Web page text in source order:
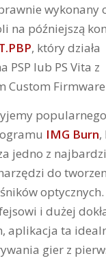
wykonany
na późniejszą
, który działa
PSP lub PS Vita z
Custom
IMG Burn,
jedno z
do
i dużej
aplikacja ta
gier z